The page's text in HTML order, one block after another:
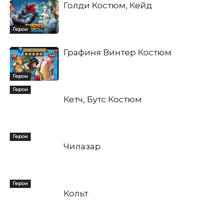
Герои
Голди Костюм, Кейд
Герои
Графиня Винтер Костюм
Герои
Кетч, Бутс Костюм
Герои
Чилазар
Герои
Кольт